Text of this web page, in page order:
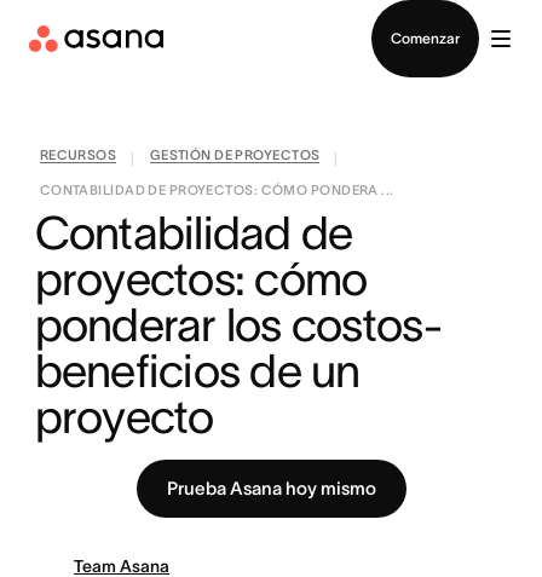
Comenzar
RECURSOS GESTIÓN DE PROYECTOS
CONTABILIDAD DE PROYECTOS: CÓMO PONDERA ...
Contabilidad de
proyectos: cómo
ponderar los costos-
beneficios de un
proyecto
Prueba Asana hoy mismo
Team Asana